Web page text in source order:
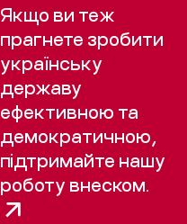
Якщо ви теж
прагнете зробити
українську
державу
ефективною та
демократичною,
підтримайте нашу
роботу внеском.